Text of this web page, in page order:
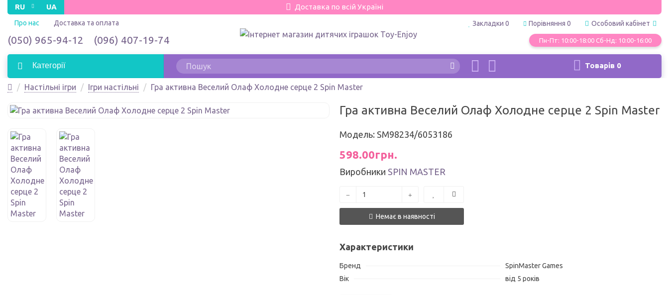
Доставка по всій Україні
RU UA
Про нас Доставка та оплата
(050) 965-94-12 (096) 407-19-74
Закладки 0 Порівняння 0 Особовий кабінет
Пн-Пт: 10:00-18:00 Сб-Нд: 10:00-16:00
Категорії Товарів 0
Настільні ігри Ігри настільні Гра активна Веселий Олаф Холодне серце 2 Spin Master
Гра активна Веселий Олаф Холодне серце 2 Spin Master
Модель: SM98234/6053186
598.00грн.
Виробники SPIN MASTER
Немає в наявності
Характеристики
Бренд
SpinMaster Games
Вік
від 5 років